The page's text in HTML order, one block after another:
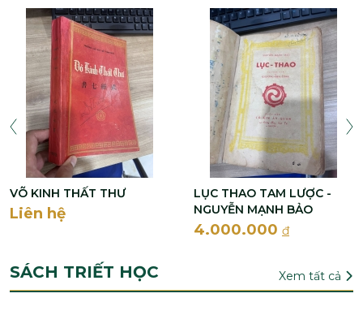
VÕ KINH THẤT THƯ
Liên hệ
LỤC THAO TAM LƯỢC -
NGUYỄN MẠNH BẢO
4.000.000 đ
SÁCH TRIẾT HỌC Xem tất cả